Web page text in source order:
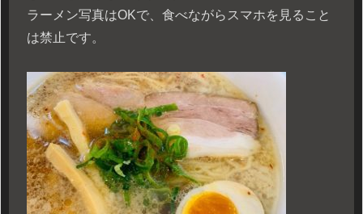
ラーメン写真はOKで、食べながらスマホを見ること
は禁止です。